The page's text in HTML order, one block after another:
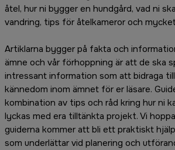
åtel, hur ni bygger en hundgård, vad ni
vandring, tips för åtelkameror och
Artiklarna bygger på fakta och
ämne och vår förhoppning är att de ska
intressant information som att bidraga
kännedom inom ämnet för er läsare.
kombination av tips och råd kring hur ni
lyckas med era tilltänkta projekt. Vi
guiderna kommer att bli ett praktiskt
som underlättar vid planering och